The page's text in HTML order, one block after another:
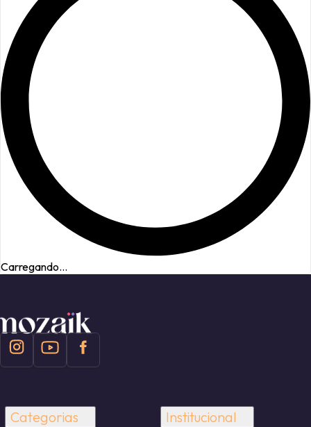
Carregando...
Categorias Institucional